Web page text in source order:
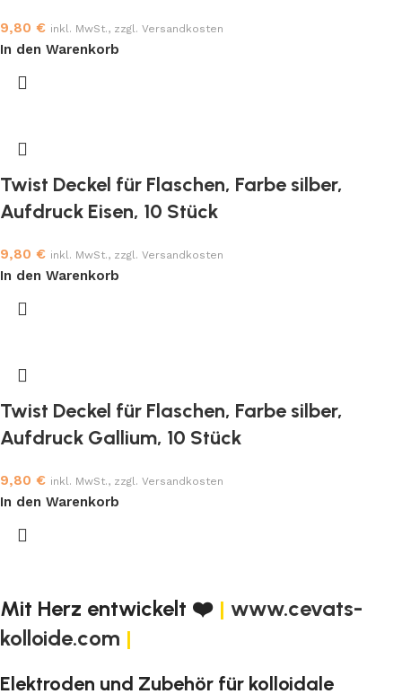
9,80 € inkl. MwSt., zzgl. Versandkosten
In den Warenkorb
Twist Deckel für Flaschen, Farbe silber,
Aufdruck Eisen, 10 Stück
9,80 € inkl. MwSt., zzgl. Versandkosten
In den Warenkorb
Twist Deckel für Flaschen, Farbe silber,
Aufdruck Gallium, 10 Stück
9,80 € inkl. MwSt., zzgl. Versandkosten
In den Warenkorb
Mit Herz entwickelt ❤️ | www.cevats-
kolloide.com |
Elektroden und Zubehör für kolloidale